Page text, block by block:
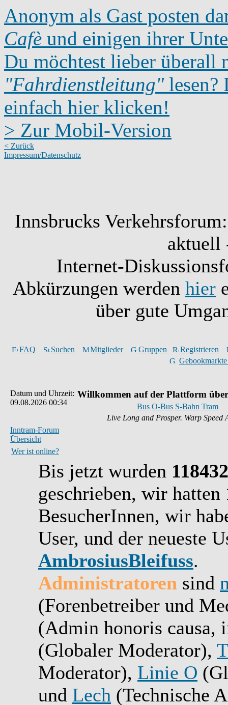
Anonym als Gast posten
Cafè und einigen ihrer
Du möchtest lieber überall
"Fahrdienstleitung"lesen?
einfach hier klicken!
> Zur Mobil-Version
< Zurück
Impressum/Datenschutz
Innsbrucks
Internet-
Abkürzungen werden hier
über gute
FAQ Suchen Mitglieder Gruppen
Registrieren
Datum und Uhrzeit:
09.08.2026 00:34
Inntram-Forum
Übersicht
Willkommen auf der Plattform
Bus O-Bus S-Bahn Tram
Live Long and Prosper. Warp Speed
Wer ist online?
Bis jetzt wurden 118432
geschrieben, wir hatten
BesucherInnen, wir
User, und der neueste
AmbrosiusBleifuss.
Administratoren sind
(Forenbetreiber und
(Admin honoris
(Globaler Moderator),
Moderator), Linie O
und Lech (Technische